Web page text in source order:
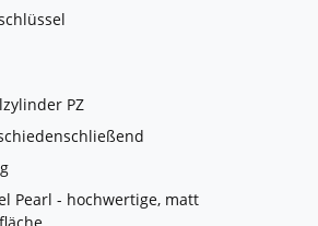
PZ
Pearl - hochwertige, matt